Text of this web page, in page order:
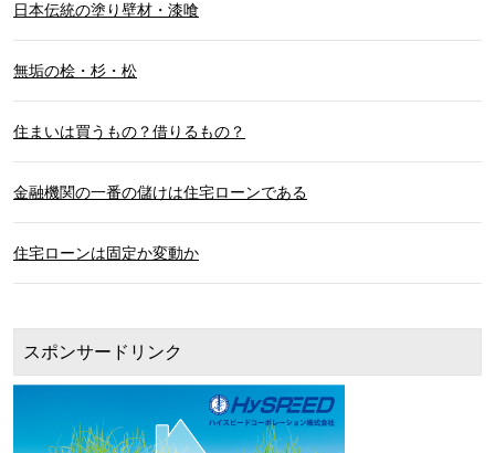
日本伝統の塗り壁材・漆喰
無垢の桧・杉・松
住まいは買うもの？借りるもの？
金融機関の一番の儲けは住宅ローンである
住宅ローンは固定か変動か
スポンサードリンク